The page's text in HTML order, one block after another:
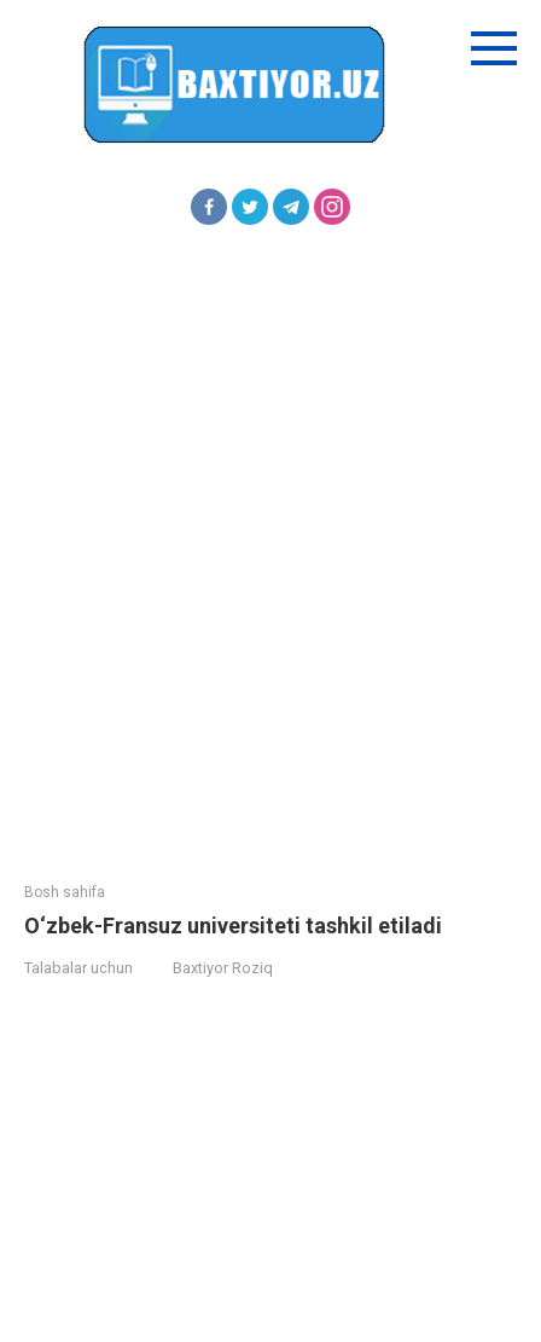
Bosh sahifa
O‘zbek-Fransuz universiteti tashkil etiladi
Talabalar uchun Baxtiyor Roziq